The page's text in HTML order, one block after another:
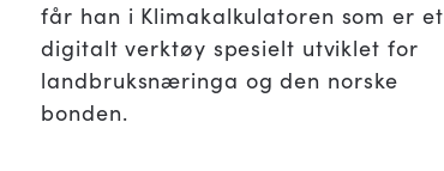
får han i Klimakalkulatoren som er et
digitalt verktøy spesielt utviklet for
landbruksnæringa og den norske
bonden.